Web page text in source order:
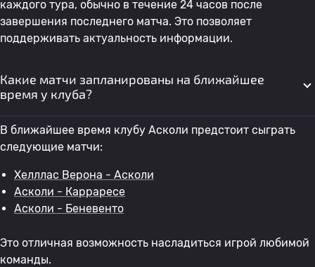
каждого тура, обычно в течение 24 часов после
завершения последнего матча. Это позволяет
поддерживать актуальность информации.
Какие матчи запланированы на ближайшее
время у клуба?
В ближайшее время клубу Асколи предстоит сыграть
следующие матчи:
Хелллас Верона - Асколи
Асколи - Карраресе
Асколи - Беневенто
Это отличная возможность насладиться игрой любимой
команды.